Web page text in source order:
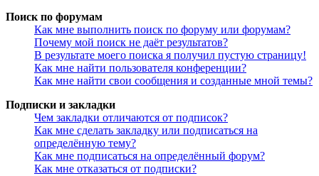
Поиск по форумам
Как мне выполнить поиск по форуму или форумам?
Почему мой поиск не даёт результатов?
В результате моего поиска я получил пустую страницу!
Как мне найти пользователя конференции?
Как мне найти свои сообщения и созданные мной темы?
Подписки и закладки
Чем закладки отличаются от подписок?
Как мне сделать закладку или подписаться на
определённую тему?
Как мне подписаться на определённый форум?
Как мне отказаться от подписки?